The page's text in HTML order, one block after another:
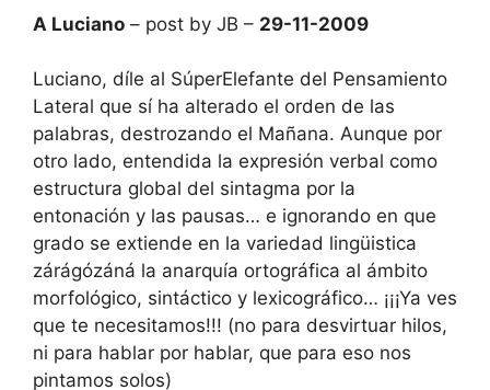
A Luciano – post by JB – 29-11-2009
Luciano, díle al SúperElefante del Pensamiento
Lateral que sí ha alterado el orden de las
palabras, destrozando el Mañana. Aunque por
otro lado, entendida la expresión verbal como
estructura global del sintagma por la
entonación y las pausas… e ignorando en que
grado se extiende en la variedad lingüistica
zárágózáná la anarquía ortográfica al ámbito
morfológico, sintáctico y lexicográfico… ¡¡¡Ya ves
que te necesitamos!!! (no para desvirtuar hilos,
ni para hablar por hablar, que para eso nos
pintamos solos)